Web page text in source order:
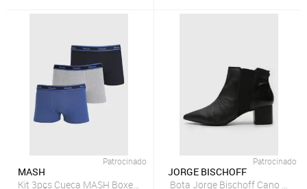
Patrocinado
MASH
Kit 3pçs Cueca MASH Boxer Logo Cinza
Patrocinado
JORGE BISCHOFF
Bota Jorge Bischoff Cano